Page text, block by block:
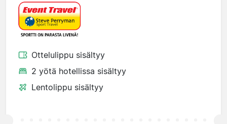
Ottelulippu sisältyy
2 yötä hotellissa sisältyy
Lentolippu sisältyy